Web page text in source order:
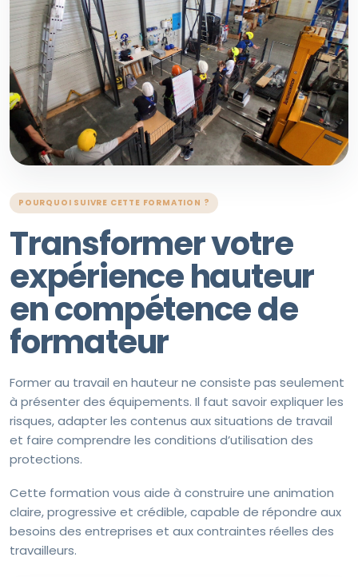
POURQUOI SUIVRE CETTE FORMATION ?
Transformer votre
expérience hauteur
en compétence de
formateur
Former au travail en hauteur ne consiste pas seulement
à présenter des équipements. Il faut savoir expliquer les
risques, adapter les contenus aux situations de travail
et faire comprendre les conditions d’utilisation des
protections.
Cette formation vous aide à construire une animation
claire, progressive et crédible, capable de répondre aux
besoins des entreprises et aux contraintes réelles des
travailleurs.